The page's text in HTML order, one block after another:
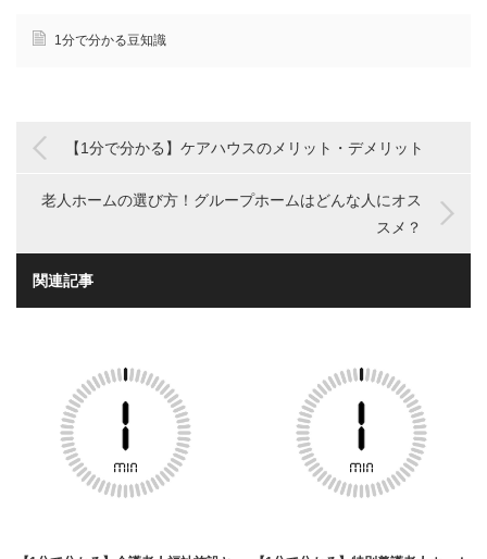
1分で分かる豆知識
【1分で分かる】ケアハウスのメリット・デメリット
老人ホームの選び方！グループホームはどんな人にオス
スメ？
関連記事